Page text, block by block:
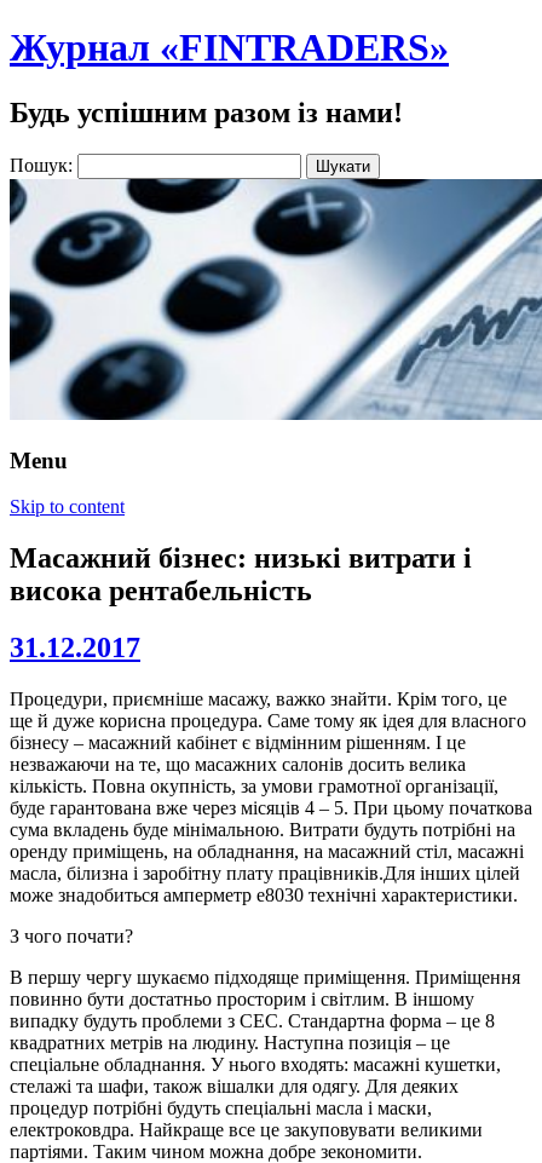
Журнал «FINTRADERS»
Будь успішним разом із нами!
Пошук:
Menu
Skip to content
Масажний бізнес: низькі витрати і
висока рентабельність
31.12.2017
Процедури, приємніше масажу, важко знайти. Крім того, це
ще й дуже корисна процедура. Саме тому як ідея для власного
бізнесу – масажний кабінет є відмінним рішенням. І це
незважаючи на те, що масажних салонів досить велика
кількість. Повна окупність, за умови грамотної організації,
буде гарантована вже через місяців 4 – 5. При цьому початкова
сума вкладень буде мінімальною. Витрати будуть потрібні на
оренду приміщень, на обладнання, на масажний стіл, масажні
масла, білизна і заробітну плату працівників.Для інших цілей
може знадобиться амперметр е8030 технічні характеристики.
З чого почати?
В першу чергу шукаємо підходяще приміщення. Приміщення
повинно бути достатньо просторим і світлим. В іншому
випадку будуть проблеми з СЕС. Стандартна форма – це 8
квадратних метрів на людину. Наступна позиція – це
спеціальне обладнання. У нього входять: масажні кушетки,
стелажі та шафи, також вішалки для одягу. Для деяких
процедур потрібні будуть спеціальні масла і маски,
електроковдра. Найкраще все це закуповувати великими
партіями. Таким чином можна добре зекономити.